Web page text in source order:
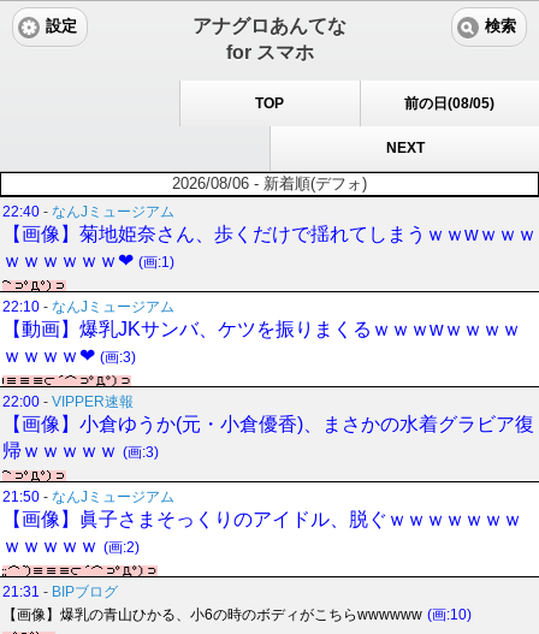
アナグロあんてな
for スマホ
設定 検索
TOP 前の日(08/05)
NEXT
2026/08/06 - 新着順(デフォ)
22:40 - なんJミュージアム
【画像】菊地姫奈さん、歩くだけで揺れてしまうｗｗwｗｗｗ
ｗｗｗｗｗｗ❤ (画:1)
22:10 - なんJミュージアム
【動画】爆乳JKサンバ、ケツを振りまくるｗｗｗwｗｗｗｗ
ｗｗｗｗ❤ (画:3)
22:00 - VIPPER速報
【画像】小倉ゆうか(元・小倉優香)、まさかの水着グラビア復
帰ｗｗｗｗｗ (画:3)
21:50 - なんJミュージアム
【画像】眞子さまそっくりのアイドル、脱ぐｗｗｗｗｗｗｗ
ｗｗｗｗｗ (画:2)
21:31 - BIPブログ
【画像】爆乳の青山ひかる、小6の時のボディがこちらwwwwww (画:10)